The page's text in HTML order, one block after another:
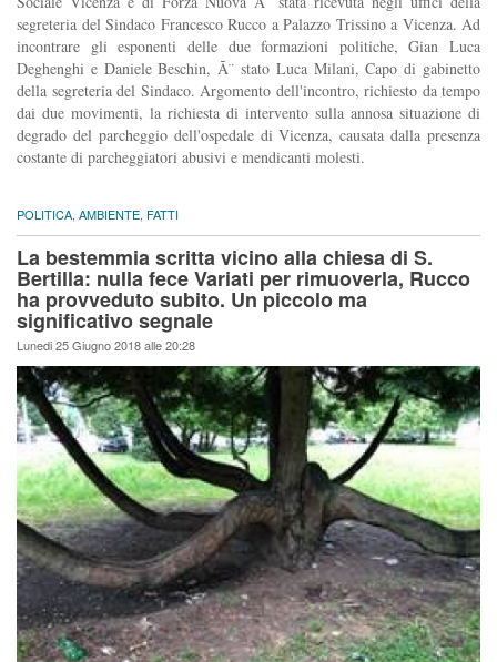
segreteria del Sindaco Francesco Rucco a Palazzo Trissino a Vicenza. Ad
incontrare gli esponenti delle due formazioni politiche, Gian Luca
Deghenghi e Daniele Beschin, Ã¨ stato Luca Milani, Capo di gabinetto
della segreteria del Sindaco. Argomento dell'incontro, richiesto da tempo
dai due movimenti, la richiesta di intervento sulla annosa situazione di
degrado del parcheggio dell'ospedale di Vicenza, causata dalla presenza
costante di parcheggiatori abusivi e mendicanti molesti.
POLITICA AMBIENTE FATTI
La bestemmia scritta vicino alla chiesa di S.
Bertilla: nulla fece Variati per rimuoverla, Rucco
ha provveduto subito. Un piccolo ma
significativo segnale
Lunedi 25 Giugno 2018 alle 20:28